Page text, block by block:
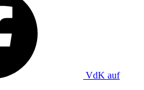
VdK auf